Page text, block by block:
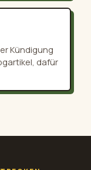
Kündigung
dafür